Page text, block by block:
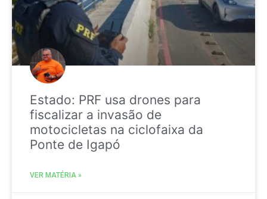
Estado: PRF usa drones para
fiscalizar a invasão de
motocicletas na ciclofaixa da
Ponte de Igapó
VER MATÉRIA »